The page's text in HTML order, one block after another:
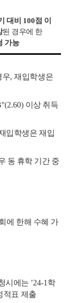
대비 100점 이
된 경우에 한
가능
우,재입학생은
이상 취득
입학생은 재입
동 휴학 기간 중
에 한해 수혜 가
시에는 ’24-1 학
적표 제출